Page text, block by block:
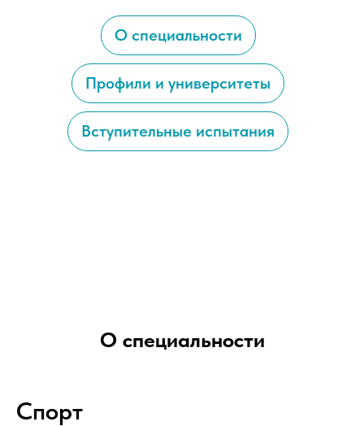
О специальности
Профили и университеты
Вступительные испытания
О специальности
Спорт